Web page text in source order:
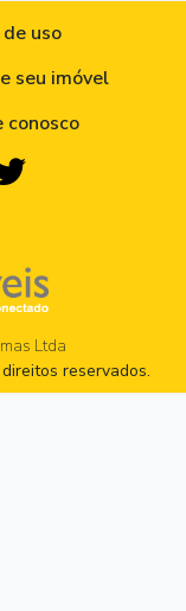
uso
seu imóvel
conosco
Ltda
reservados.